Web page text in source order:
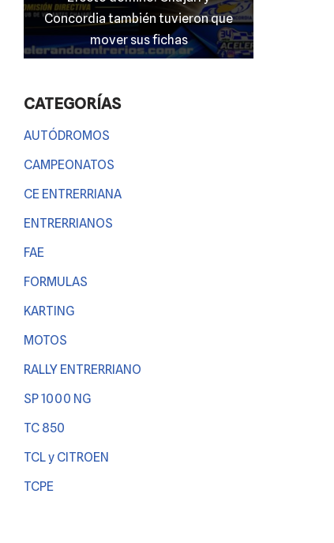
entrerriano en las “100 Millas” del
TC 4000
CATEGORÍAS
AUTÓDROMOS
CAMPEONATOS
CE ENTRERRIANA
ENTRERRIANOS
FAE
FORMULAS
KARTING
MOTOS
RALLY ENTRERRIANO
SP 1000 NG
TC 850
TCL y CITROEN
TCPE